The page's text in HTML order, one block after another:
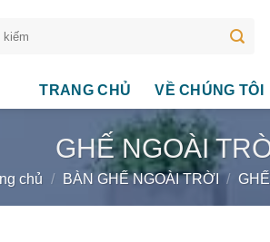
TRANG CHỦ VỀ CHÚNG TÔI
GHẾ NGOÀI
chủ / BÀN GHẾ NGOÀI TRỜI /